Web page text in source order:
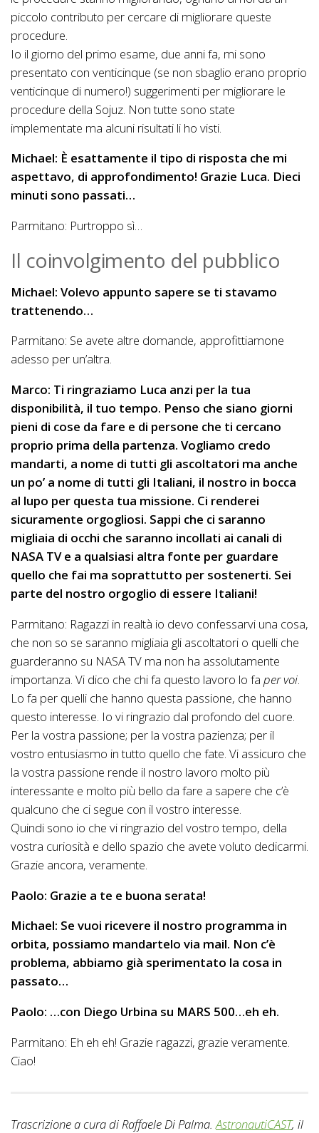
piccolo contributo per cercare di migliorare queste
procedure.
Io il giorno del primo esame, due anni fa, mi sono
presentato con venticinque (se non sbaglio erano proprio
venticinque di numero!) suggerimenti per migliorare le
procedure della Sojuz. Non tutte sono state
implementate ma alcuni risultati li ho visti.
Michael: È esattamente il tipo di risposta che mi
aspettavo, di approfondimento! Grazie Luca. Dieci
minuti sono passati…
Parmitano: Purtroppo sì…
Il coinvolgimento del pubblico
Michael: Volevo appunto sapere se ti stavamo
trattenendo…
Parmitano: Se avete altre domande, approfittiamone
adesso per un’altra.
Marco: Ti ringraziamo Luca anzi per la tua
disponibilità, il tuo tempo. Penso che siano giorni
pieni di cose da fare e di persone che ti cercano
proprio prima della partenza. Vogliamo credo
mandarti, a nome di tutti gli ascoltatori ma anche
un po’ a nome di tutti gli Italiani, il nostro in bocca
al lupo per questa tua missione. Ci renderei
sicuramente orgogliosi. Sappi che ci saranno
migliaia di occhi che saranno incollati ai canali di
NASA TV e a qualsiasi altra fonte per guardare
quello che fai ma soprattutto per sostenerti. Sei
parte del nostro orgoglio di essere Italiani!
Parmitano: Ragazzi in realtà io devo confessarvi una cosa,
che non so se saranno migliaia gli ascoltatori o quelli che
guarderanno su NASA TV ma non ha assolutamente
importanza. Vi dico che chi fa questo lavoro lo fa per voi.
Lo fa per quelli che hanno questa passione, che hanno
questo interesse. Io vi ringrazio dal profondo del cuore.
Per la vostra passione; per la vostra pazienza; per il
vostro entusiasmo in tutto quello che fate. Vi assicuro che
la vostra passione rende il nostro lavoro molto più
interessante e molto più bello da fare a sapere che c’è
qualcuno che ci segue con il vostro interesse.
Quindi sono io che vi ringrazio del vostro tempo, della
vostra curiosità e dello spazio che avete voluto dedicarmi.
Grazie ancora, veramente.
Paolo: Grazie a te e buona serata!
Michael: Se vuoi ricevere il nostro programma in
orbita, possiamo mandartelo via mail. Non c’è
problema, abbiamo già sperimentato la cosa in
passato…
Paolo: …con Diego Urbina su MARS 500…eh eh.
Parmitano: Eh eh eh! Grazie ragazzi, grazie veramente.
Ciao!
Trascrizione a cura di Raffaele Di Palma.AstronautiCAST, il